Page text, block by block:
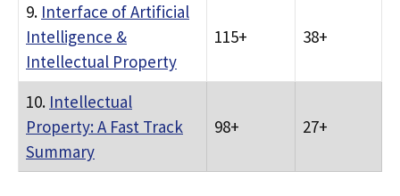
9. Interface of Artificial
Intelligence &
Intellectual Property
115+ 38+
10. Intellectual
Property: A Fast Track
Summary
98+ 27+